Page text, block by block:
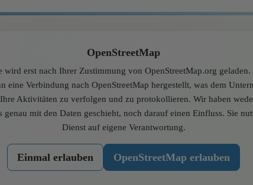
OpenStreetMap
wird erst nach Ihrer Zustimmung von OpenStreetMap.org
eine Verbindung nach OpenStreetMap hergestellt, was dem
Aktivitäten zu verfolgen und zu protokollieren. Wir haben
genau mit den Daten geschieht, noch darauf einen Einfluss. Sie
Dienst auf eigene Verantwortung.
Einmal erlauben OpenStreetMap erlauben